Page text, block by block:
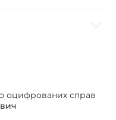
оцифрованих справ